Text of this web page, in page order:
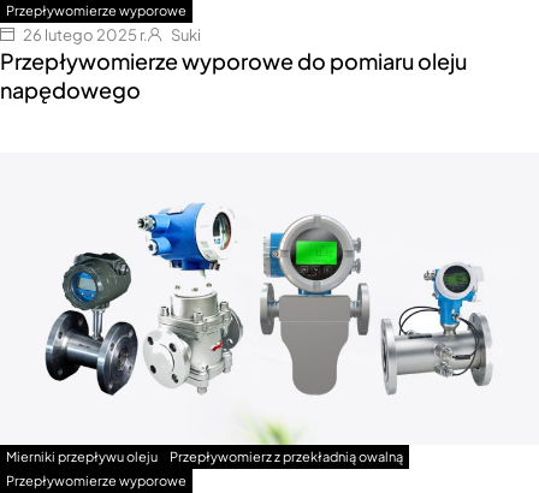
Przepływomierze wyporowe
26 lutego 2025 r. Suki
Przepływomierze wyporowe do pomiaru oleju
napędowego
Mierniki przepływu oleju
Przepływomierz z przekładnią owalną
Przepływomierze wyporowe